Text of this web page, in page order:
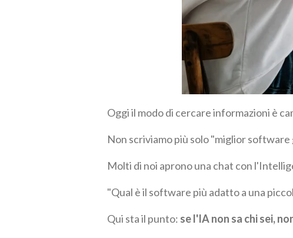
Oggi il modo di cercare informazioni è
Non scriviamo più solo "miglior
Molti di noi aprono una chat con
"Qual è il software più adatto a una
Qui sta il punto: se l'IA non sa chi sei,